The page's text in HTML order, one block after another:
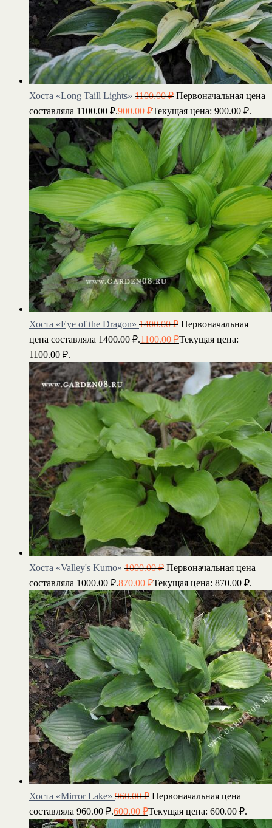
Хоста «Long Taill Lights» 1100.00₽ Первоначальная цена
составляла 1100.00 ₽.900.00 ₽Текущая цена: 900.00 ₽.
Хоста «Eye of the Dragon» 1400.00₽ Первоначальная
цена составляла 1400.00 ₽.1100.00 ₽Текущая цена:
1100.00 ₽.
Хоста «Valley's Kumo» 1000.00₽ Первоначальная цена
составляла 1000.00 ₽.870.00 ₽Текущая цена: 870.00 ₽.
Хоста «Mirror Lake» 960.00₽ Первоначальная цена
составляла 960.00 ₽.600.00 ₽Текущая цена: 600.00 ₽.